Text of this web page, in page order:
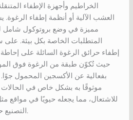
الخراطيم وأجهزة الإطفاء
العشب الآلية أو أنظمة إطفاء
مميزة في وضع بروتوكول شامل
المتطلبات الخاصة بكل بيئة. على
إطفاء حرائق الرغوة السائلة على
حيث تُكوّن طبقة من الرغوة فوق
بفعالية عن الأكسجين المحمول جوًا.
موثوقًا به بشكل خاص في الحالات
للاشتعال، مما يجعله حيويًا في مواقع
التصنيع حيث تُحفظ هذه المنتجات.